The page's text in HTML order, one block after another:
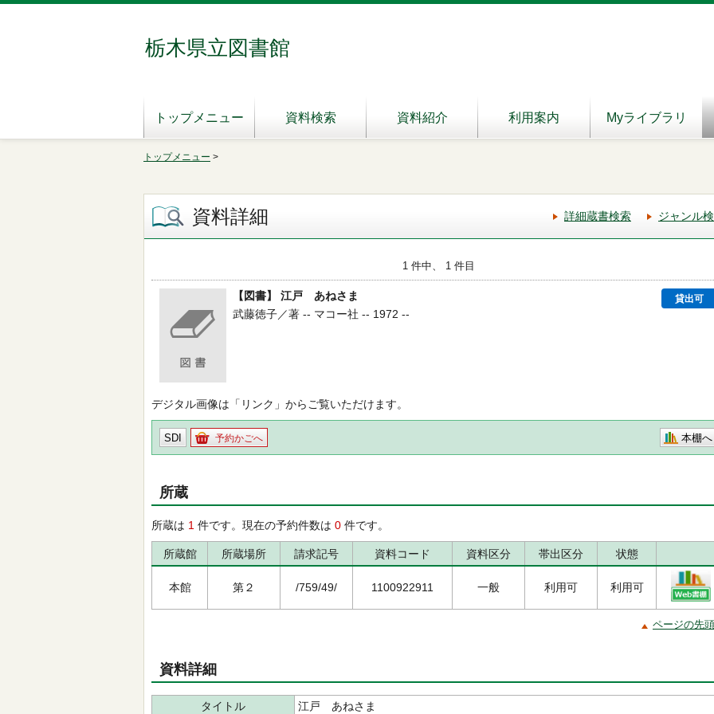
栃木県立図書館
トップメニュー 資料検索 資料紹介 利用案内 Myライブラリ
トップメニュー >
資料詳細 詳細蔵書検索 ジャンル
1 件中、 1 件目
【図書】 江戸 あねさま 貸出可
武藤徳子／著 -- マコー社 -- 1972 --
デジタル画像は「リンク」からご覧いただけます。
SDI 予約かごへ 本棚へ
所蔵
所蔵は 1 件です。現在の予約件数は 0 件です。
所蔵館 所蔵場所 請求記号 資料コード 資料区分 帯出区分 状態
本館 第２ /759/49/ 1100922911 一般 利用可 利用可
ページの先
資料詳細
タイトル 江戸 あねさま